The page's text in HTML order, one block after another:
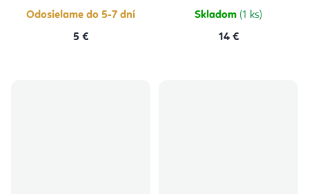
hviezdičiek.
Odosielame do 5-7 dní
5 €
Skladom (1 ks)
14 €